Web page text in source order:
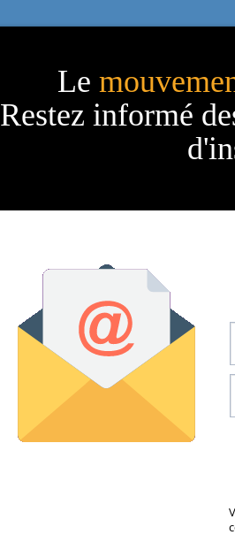
Le
Restez informé